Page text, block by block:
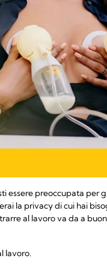
essere preoccupata per
la privacy di cui hai
al lavoro va da a
lavoro.